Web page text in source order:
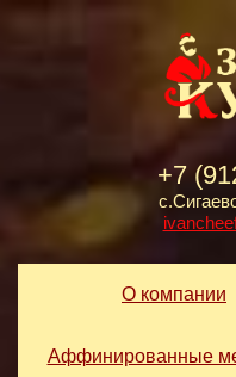
+7
О компании
Аффинированные